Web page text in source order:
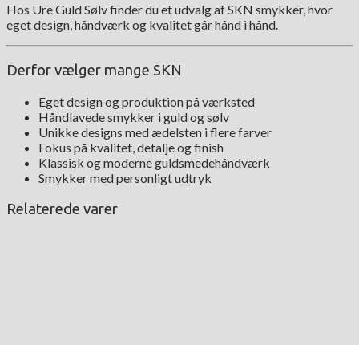
Hos Ure Guld Sølv finder du et udvalg af SKN smykker, hvor
eget design, håndværk og kvalitet går hånd i hånd.
Derfor vælger mange SKN
Eget design og produktion på værksted
Håndlavede smykker i guld og sølv
Unikke designs med ædelsten i flere farver
Fokus på kvalitet, detalje og finish
Klassisk og moderne guldsmedehåndværk
Smykker med personligt udtryk
Relaterede varer